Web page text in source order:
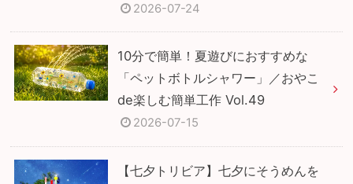
2026-07-24
10分で簡単！夏遊びにおすすめな
「ペットボトルシャワー」／おやこ
de楽しむ簡単工作 Vol.49
2026-07-15
【七夕トリビア】七夕にそうめんを